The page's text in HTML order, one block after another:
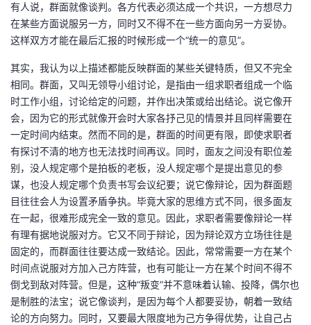
播
活
动
的
关
注
我
的
开
发
者
学
堂
我
的
课
我
的
我
我
的
Programs
我
的
支
持
我
的
技
术
我
的
云
有人说，群面就像谈判。各方代表必须达成一个共识，一方想尽力
在某些方面说服另一方，同时又不得不在一些方面向另一方妥协。
这样双方才能在最后汇报的时候形成一个“统一的意见”。
其实，我认为以上描述都能反映群面的某些关键特质，但又不完全
相同。群面，又叫无领导小组讨论，是指由一组求职者组成一个临
时工作小组，讨论给定的问题，并作出决策或给出结论。说它像开
会，因为它的形式就像开会时大家各抒己见的情景并且同样需要在
一定时间内结束。然而不同的是，群面的时间更有限，即使求职者
有探讨不清的地方也无法找时间再议。同时，面友之间没有职位差
别，没人规定哪个是拍板的老板，没人规定哪个是提出意见的参
谋，也没人规定哪个负责书写会议纪要；说它像辩论，因为群面题
目往往会人为设置矛盾争执。毕竟大家的思维方式不同，很多面友
在一起，很难形成完全一致的意见。因此，求职者需要像辩论一样
有理有据地说服对方。它又不同于辩论，因为辩论双方立场往往是
固定的，而群面往往要达成一致结论。因此，常常需要一方在某个
时间点说服对方加入己方阵营，也有可能让一方在某个时间不得不
倒戈到敌对阵营。但是，这种“叛变”并不意味着认输、投降，偶尔也
是制胜的法宝；说它像谈判，是因为每个人都要妥协，朝着一致结
论的方向努力。同时，又要最大限度地为己方争得优势，让自己占